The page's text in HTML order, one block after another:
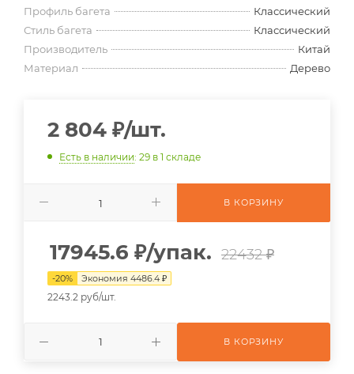
Профиль багета
Классический
Стиль багета
Классический
Производитель
Китай
Материал
Дерево
2 804 ₽/шт.
Есть в наличии: 29 в 1 складе
В КОРЗИНУ
17945.6 ₽/упак. 22432 ₽
-20% Экономия 4486.4 ₽
2243.2 руб/шт.
В КОРЗИНУ